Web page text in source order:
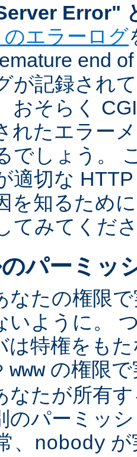
Error"
エラーログ
end
が記録され
おそらく
れたエラー
でしょう。
適切な
を知るため
てみてくだ
パーミッ
なたの権限
いように。
は特権をも
www の権限
なたが所有
のパーミッ
、 nobody が